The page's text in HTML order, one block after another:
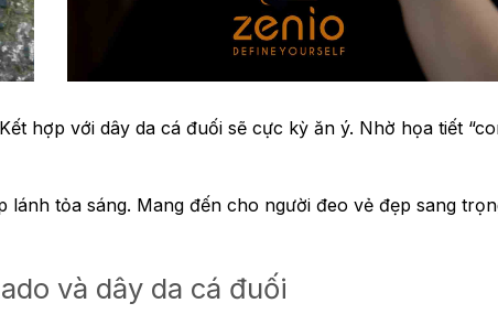
hợp với dây da cá đuối sẽ cực kỳ ăn ý. Nhờ họa tiết
tỏa sáng. Mang đến cho người đeo vẻ đẹp sang
và dây da cá đuối